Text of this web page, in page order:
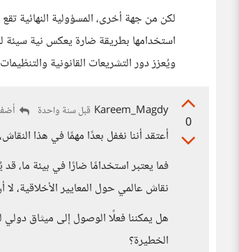
لكن من جهة أخرى، المسؤولية النهائية
استخدامها بطريقة ضارة يعكس نية سيئة
ويُعزز دور التشريعات القانونية
0
Kareem_Magdy قبل سنة واحدة
أعتقد أننا نغفل بعدًا مهمًا في هذا
فما يعتبر استخدامًا ضارًا في بيئة ما،
نقاش عالمي حول المعايير الأخلاقية،
هل يمكننا فعلًا الوصول إلى ميثاق
الخطيرة؟